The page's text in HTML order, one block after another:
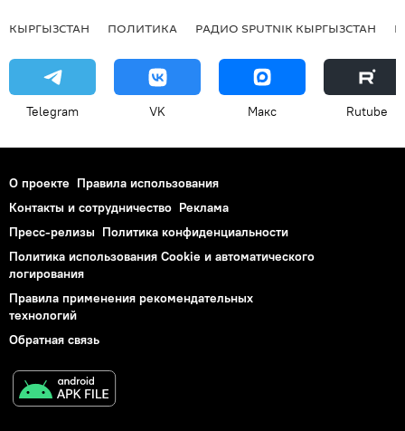
КЫРГЫЗСТАН ПОЛИТИКА РАДИО SPUTNIK КЫРГЫЗСТАН
Telegram VK Макс Rutube
О проекте Правила использования
Контакты и сотрудничество Реклама
Пресс-релизы Политика конфиденциальности
Политика использования Cookie и автоматического
логирования
Правила применения рекомендательных
технологий
Обратная связь